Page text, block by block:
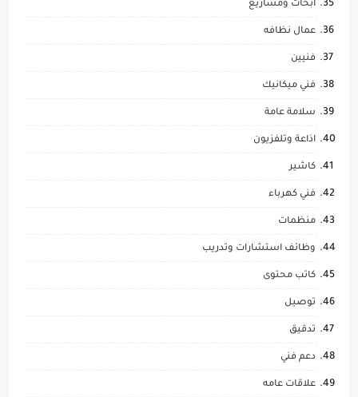
ابحاث ومشاريع
عمال نظافه
فنيين
فني ميكانيك
سلامة عامة
اذاعة وتلفزيون
كاشير
فني كهرباء
منظمات
وظائف استشارات وتدريب
كاتب محتوى
توصيل
تدقيق
دعم فني
علاقات عامه